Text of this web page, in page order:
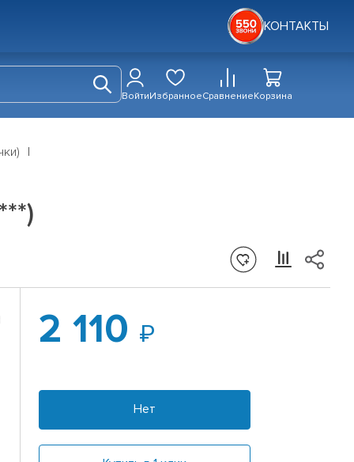
КОНТАКТЫ
ВойтиИзбранноеСравнениеКорзина
2 110
Нет